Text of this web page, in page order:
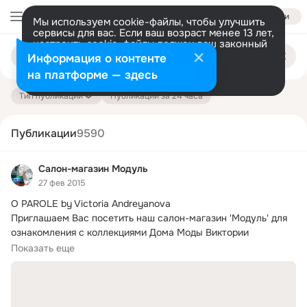
Войти
Мы используем cookie-файлы, чтобы улучшить
сервисы для вас. Если ваш возраст менее 13 лет,
настроить cookie-файлы должен ваш законный
представитель. Больше информации
Разрешить все Настроить
Поиск
публикациям
Тип публикации Публикации за 24 часа
Публикации9590
Салон-магазин Модуль
27 фев 2015
О PAROLE by Victoria Andreyanova
Приглашаем Вас посетить наш салон-магазин 'Модуль' для
ознакомления с коллекциями Дома Моды Виктории
Андреяновой.
Показать еще
Информация о контенте
на платформе — здесь